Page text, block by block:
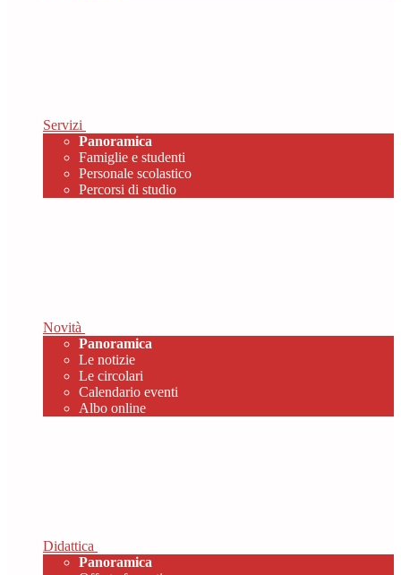
Servizi
Panoramica
Famiglie e studenti
Personale scolastico
Percorsi di studio
Novità
Panoramica
Le notizie
Le circolari
Calendario eventi
Albo online
Didattica
Panoramica